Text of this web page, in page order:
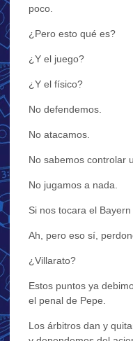
poco.
¿Pero esto qué es?
¿Y el juego?
¿Y el físico?
No defendemos.
No atacamos.
No sabemos controlar
No jugamos a nada.
Si nos tocara el
Ah, pero eso sí,
¿Villarato?
Estos puntos ya
el penal de Pepe.
Los árbitros dan y